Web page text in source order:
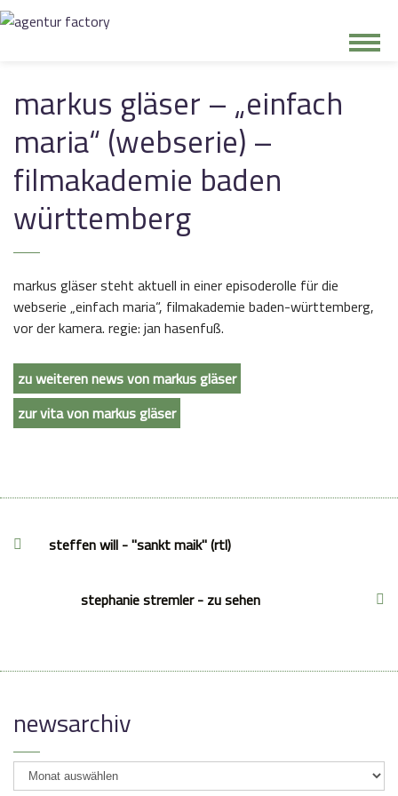
kontakt
markus gläser – „einfach
maria“ (webserie) –
filmakademie baden
württemberg
markus gläser steht aktuell in einer episoderolle für die
webserie „einfach maria“, filmakademie baden-württemberg,
vor der kamera. regie: jan hasenfuß.
zu weiteren news von markus gläser
zur vita von markus gläser
steffen will - "sankt maik" (rtl)
stephanie stremler - zu sehen
newsarchiv
newsarchiv